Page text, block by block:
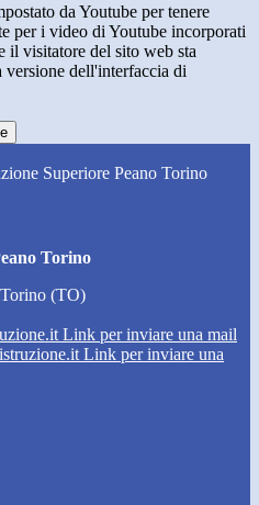
da Youtube per tenere
per i video di Youtube incorporati
il visitatore del sito web sta
dell'interfaccia di
Superiore Peano Torino
Torino
(TO)
Link per inviare una mail
Link per inviare una